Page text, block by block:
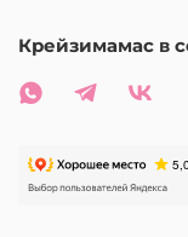
Крейзимамас в